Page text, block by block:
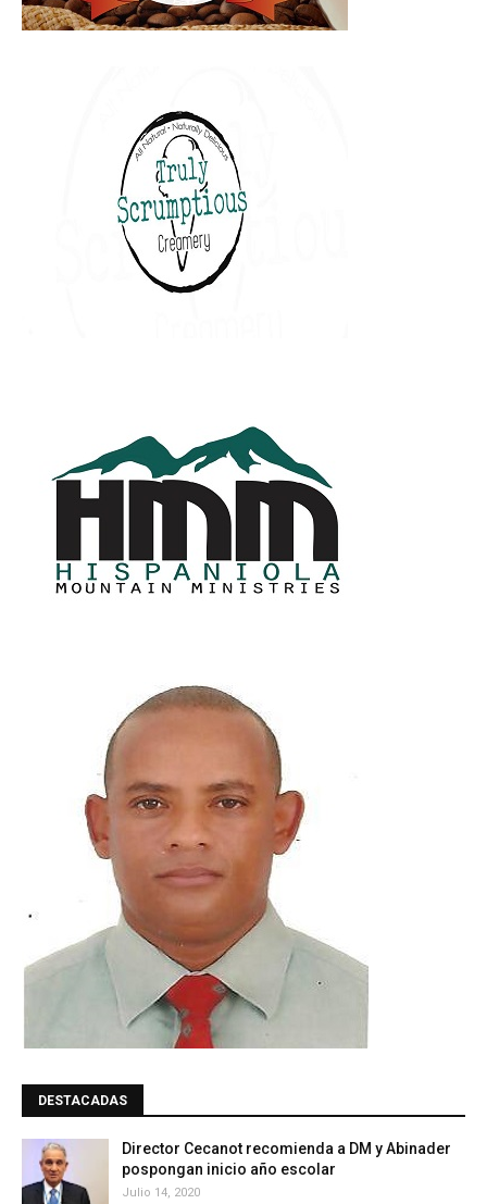
DESTACADAS
Director Cecanot recomienda a DM y Abinader
pospongan inicio año escolar
Julio 14, 2020